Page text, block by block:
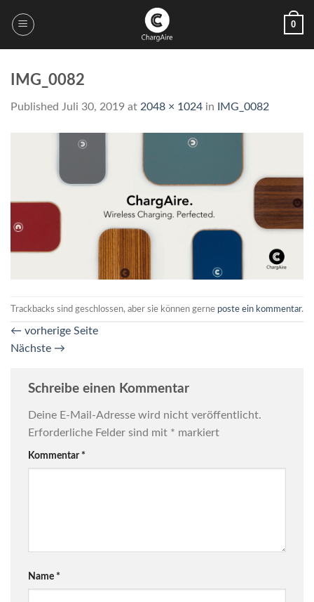
0
IMG_0082
Published Juli 30, 2019 at 2048 × 1024 in IMG_0082
Trackbacks sind geschlossen, aber sie können gerne poste ein kommentar.
← vorherige Seite
Nächste →
Schreibe einen Kommentar
Deine E-Mail-Adresse wird nicht veröffentlicht.
Erforderliche Felder sind mit * markiert
Kommentar *
Name *